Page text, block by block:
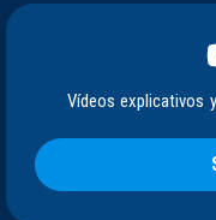
Vídeos explicativos